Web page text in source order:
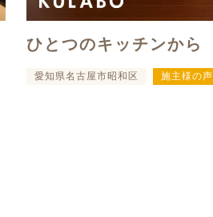
ひとつのキッチンから
愛知県名古屋市昭和区 施主様の声